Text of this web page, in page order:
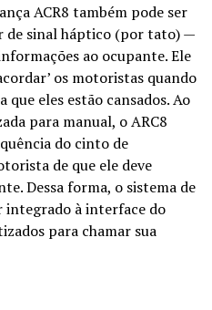
ACR8 também pode ser
de sinal háptico (por tato) —
ao ocupante. Ele
os motoristas quando
eles estão cansados. Ao
para manual, o ARC8
do cinto de
de que ele deve
Dessa forma, o sistema de
integrado à interface do
para chamar sua